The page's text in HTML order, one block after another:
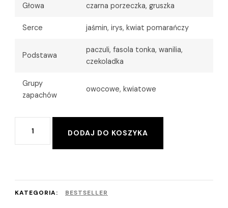
Głowa czarna porzeczka, gruszka
Serce jaśmin, irys, kwiat pomarańczy
Podstawa
paczuli, fasola tonka, wanilia,
czekoladka
Grupy
zapachów
owocowe, kwiatowe
ilość
Serum
nawilżenie
DODAJ DO KOSZYKA
KATEGORIA: BESTSELLER